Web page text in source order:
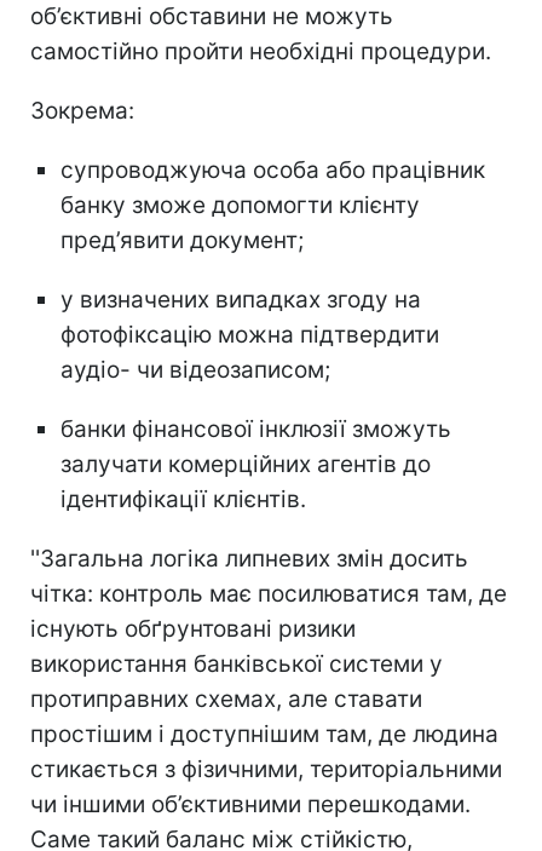
об’єктивні обставини не можуть
самостійно пройти необхідні процедури.
Зокрема:
супроводжуюча особа або працівник
банку зможе допомогти клієнту
пред’явити документ;
у визначених випадках згоду на
фотофіксацію можна підтвердити
аудіо- чи відеозаписом;
банки фінансової інклюзії зможуть
залучати комерційних агентів до
ідентифікації клієнтів.
''Загальна логіка липневих змін досить
чітка: контроль має посилюватися там, де
існують обґрунтовані ризики
використання банківської системи у
протиправних схемах, але ставати
простішим і доступнішим там, де людина
стикається з фізичними, територіальними
чи іншими об’єктивними перешкодами.
Саме такий баланс між стійкістю,